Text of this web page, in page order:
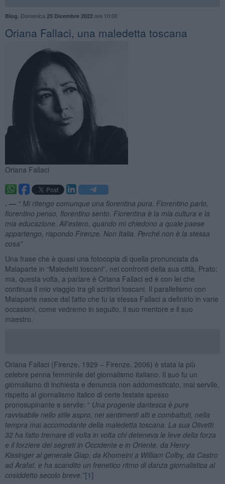
Blog Domenica 25 Dicembre 2022ore 10:00
​Oriana Fallaci, una maledetta toscana
Oriana Fallaci
. — “ Mi ritengo comunque una fiorentina pura. Fiorentino parlo,
fiorentino penso, fiorentino sento. Fiorentina è la mia cultura e la
mia educazione. All’estero, quando mi chiedono a quale paese
appartengo, rispondo Firenze. Non Italia. Perché non è la stessa
cosa”
Una frase che è quasi una fotocopia di quella pronunciata da
Malaparte in “Maledetti toscani”, nei confronti della sua città, Prato;
ma, questa volta, a parlare è Oriana Fallaci ed è con lei che
continua il mio viaggio tra gli scrittori toscani. Il parallelismo con
Malaparte nasce dal fatto che fu la stessa Fallaci a definirlo in varie
occasioni, come vedremo in seguito, il suo mentore e il suo
maestro.
Oriana Fallaci (Firenze, 1929 – Firenze, 2006) è stata la più
celebre penna femminile del giornalismo italiano. Il suo fu un
giornalismo di inchiesta e denuncia non addomesticato, mai servile,
rispetto al giornalismo italico di certe testate spesso
pronosupinante e servile: “ Una progenie dantesca è pure
ravvisabile nello stile aspro, nei sentimenti alti e combattuti, nella
tempra mai accomodante della maledetta toscana. La sua Olivetti
32 ha fatto tremare di volta in volta chi deteneva le leve della forza
e il forziere dei segreti in Occidente e in Oriente, da Henry
Kissinger al generale Giap, da Khomeini a William Colby, da Castro
ad Arafat, e ha scandito un frenetico ritmo di danza giornalistica al
cosiddetto secolo breve. ”[1]